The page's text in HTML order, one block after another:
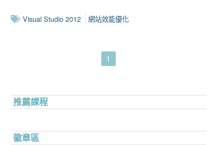
Visual Studio 2012 網站效能優化
1
推薦課程
徽章區